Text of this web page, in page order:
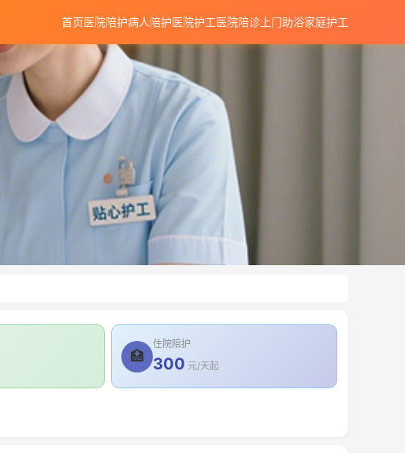
首页医院陪护病人陪护医院护工医院陪诊 上门助浴家庭护工
🏥
住院陪护
300 元/天起